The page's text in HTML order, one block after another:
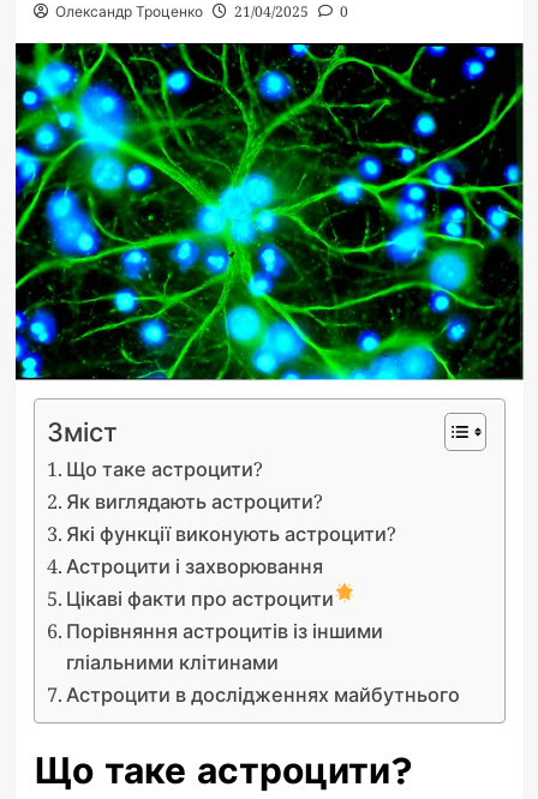
Олександр Троценко 21/04/2025 0
Зміст
Що таке астроцити?
Як виглядають астроцити?
Які функції виконують астроцити?
Астроцити і захворювання
Цікаві факти про астроцити
Порівняння астроцитів із іншими
гліальними клітинами
Астроцити в дослідженнях майбутнього
Що таке астроцити?